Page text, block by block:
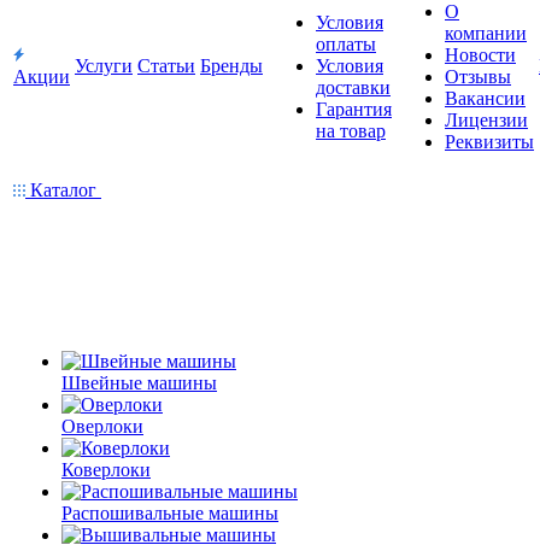
Акции
Услуги Статьи Бренды
Условия
оплаты
Условия
доставки
Гарантия
на товар
О
компании
Новости
Отзывы
Вакансии
Лицензии
Реквизиты
Каталог
Швейные машины
Оверлоки
Коверлоки
Распошивальные машины